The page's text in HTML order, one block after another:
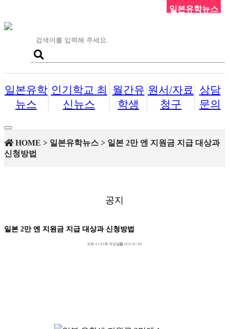
일본유학
뉴스
인기학교 최
신뉴스
월간유
학생
원서/자료
청구
상담
문의
Toggle
navigation
HOME > 일본유학뉴스 > 일본 2만 엔 지원금 지급 대상과
신청방법
일본유학뉴스
공지
일본 2만 엔 지원금 지급 대상과 신청방법
조회 4,135회 작성일 2025-07-09